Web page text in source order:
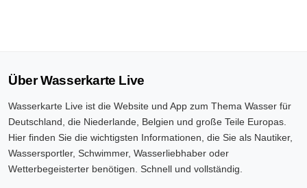
Über Wasserkarte Live
Wasserkarte Live ist die Website und App zum Thema Wasser für
Deutschland, die Niederlande, Belgien und große Teile Europas.
Hier finden Sie die wichtigsten Informationen, die Sie als Nautiker,
Wassersportler, Schwimmer, Wasserliebhaber oder
Wetterbegeisterter benötigen. Schnell und vollständig.